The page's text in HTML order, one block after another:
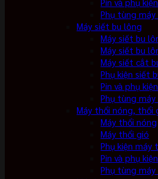
Pin và phụ
Phụ tùng
Máy siết bu lông
Máy siết bu
Máy siết bu
Máy siết cắt
Phụ kiện siết
Pin và phụ
Phụ tùng
Máy thổi nóng, thổi
Máy thổi nóng
Máy thổi gió
Phụ kiện máy
Pin và phụ
Phụ tùng